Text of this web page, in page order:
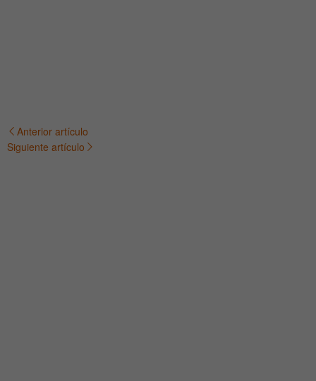
Navegación
Anterior artículo
Siguiente artículo